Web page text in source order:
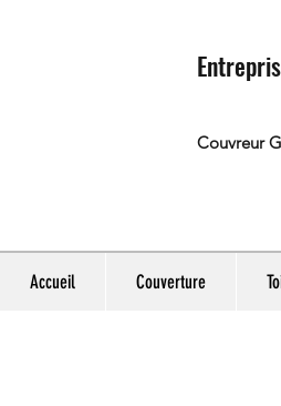
Couvreur
Accueil Couverture